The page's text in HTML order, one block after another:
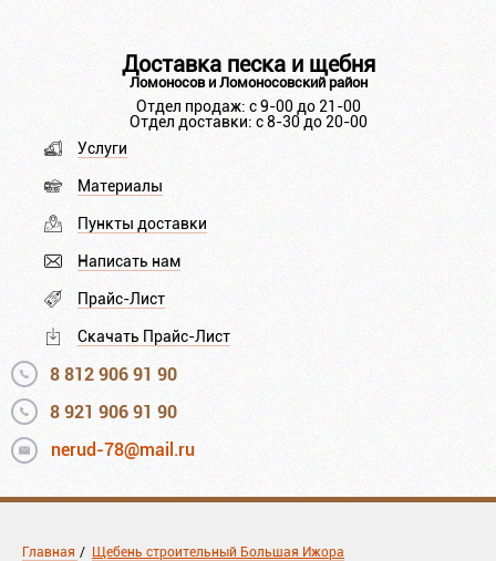
Доставка песка и щебня
Ломоносов и Ломоносовский район
Отдел продаж: с 9-00 до 21-00
Отдел доставки: с 8-30 до 20-00
Услуги
Материалы
Пункты доставки
Написать нам
Прайс-Лист
Скачать Прайс-Лист
8 812 906 91 90
8 921 906 91 90
nerud-78@mail.ru
Главная / Щебень строительный Большая Ижора